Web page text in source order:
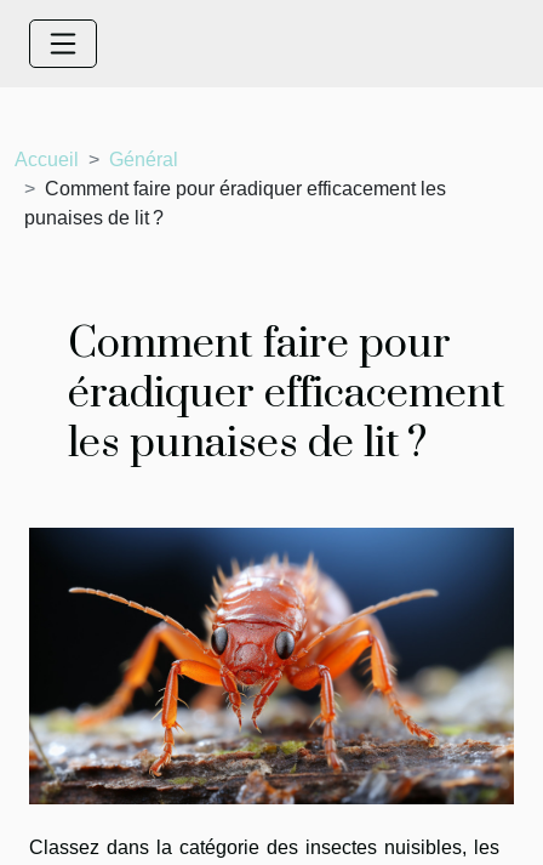
Accueil
Général
Comment faire pour éradiquer efficacement les
punaises de lit ?
Comment faire pour
éradiquer efficacement
les punaises de lit ?
Classez dans la catégorie des insectes nuisibles, les